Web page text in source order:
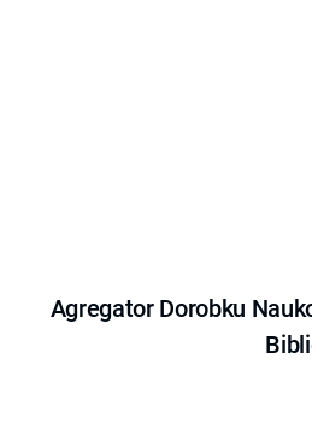
Agregator Dorobku